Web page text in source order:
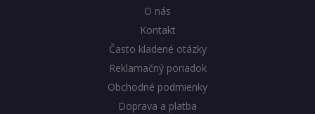
O nás
Kontakt
Často kladené otázky
Reklamačný poriadok
Obchodné podmienky
Doprava a platba